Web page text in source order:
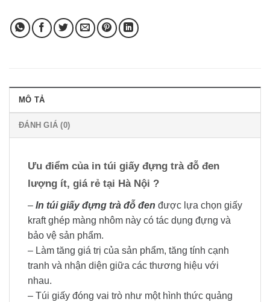
MÔ TẢ
ĐÁNH GIÁ (0)
Ưu điểm của in túi giấy đựng trà đỗ đen
lượng ít, giá rẻ tại Hà Nội ?
– In túi giấy đựng trà đỗ đen được lựa chọn giấy
kraft ghép màng nhôm này có tác dụng đựng và
bảo vệ sản phẩm.
– Làm tăng giá trị của sản phẩm, tăng tính cạnh
tranh và nhận diện giữa các thương hiệu với
nhau.
– Túi giấy đóng vai trò như một hình thức quảng